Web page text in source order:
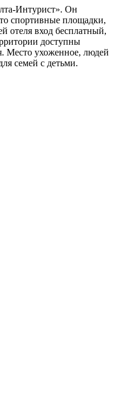
Интурист». Он
спортивные площадки,
отеля вход бесплатный,
доступны
Место ухоженное, людей
семей с детьми.